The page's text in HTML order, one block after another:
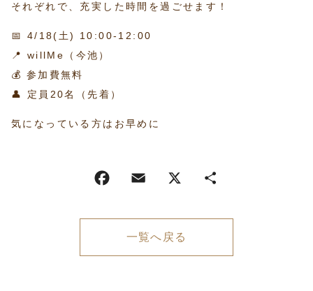
それぞれで、充実した時間を過ごせます！
📅 4/18(土) 10:00-12:00
📍 willMe（今池）
💰 参加費無料
👤 定員20名（先着）
気になっている方はお早めに
一覧へ戻る